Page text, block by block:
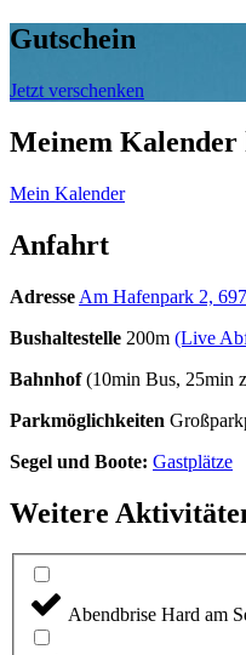
Gutschein
Jetzt verschenken
Meinem Kalender
Mein Kalender
Anfahrt
Adresse Am Hafenpark 2,
Bushaltestelle 200m (Live
Bahnhof(10min Bus, 25min
Parkmöglichkeiten
Segel und Boote: Gastplätze
Weitere
Abendbrise Hard am